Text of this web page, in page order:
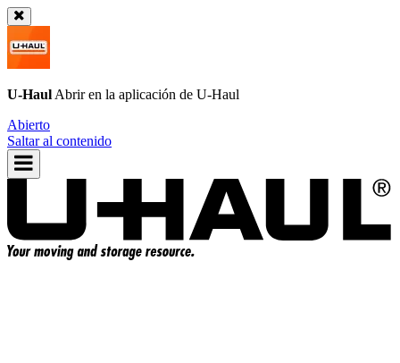
U-Haul Abrir en la aplicación de U-Haul
Abierto
Saltar al contenido